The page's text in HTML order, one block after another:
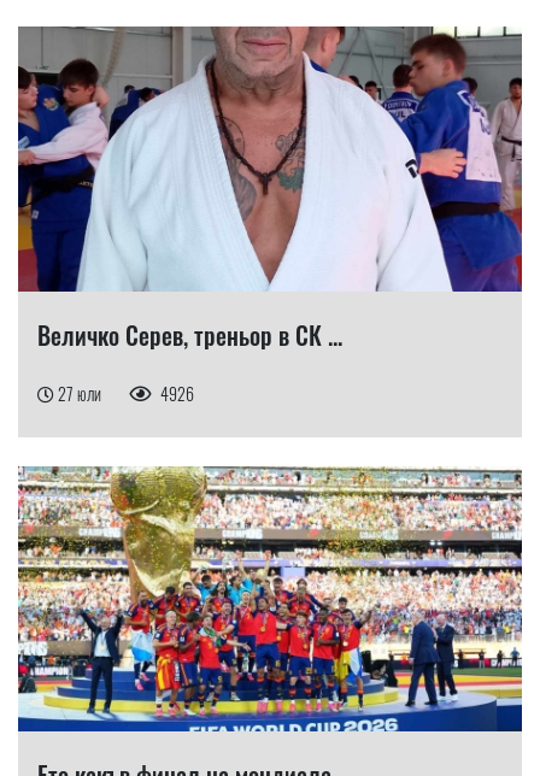
Величко Серев, треньор в СК ...
27 юли 4926